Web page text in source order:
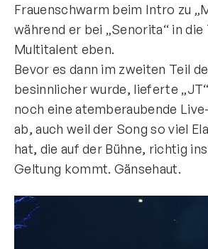
Frauenschwarm beim Intro zu
während er bei „Senorita“ in die
Multitalent eben.
Bevor es dann im zweiten Teil
besinnlicher wurde, lieferte
noch eine atemberaubende
ab, auch weil der Song so viel
hat, die auf der Bühne, richtig
Geltung kommt. Gänsehaut.